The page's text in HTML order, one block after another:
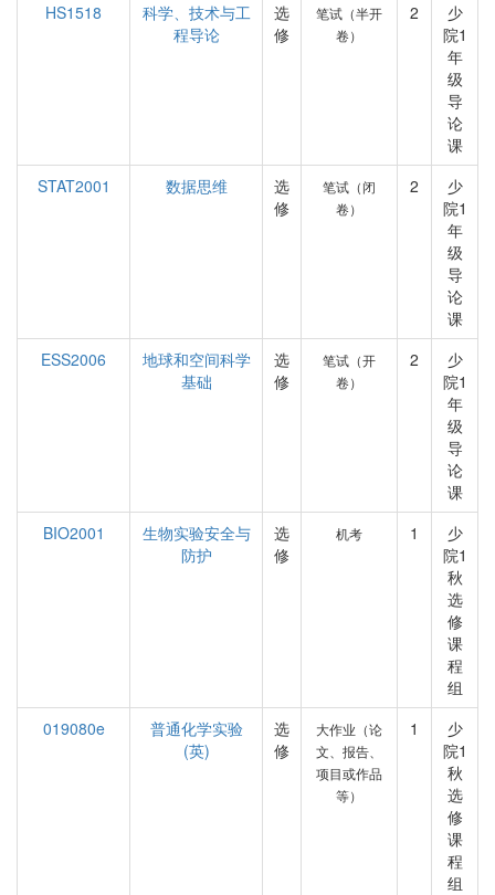
HS1518
科学、技术与工
程导论
选
修
笔试（半开
卷）
2
少
院1
年
级
导
论
课
STAT2001
数据思维
选
修
笔试（闭
卷）
2
少
院1
年
级
导
论
课
ESS2006
地球和空间科学
基础
选
修
笔试（开
卷）
2
少
院1
年
级
导
论
课
BIO2001
生物实验安全与
防护
选
修
机考 1
少
院1
秋
选
修
课
程
组
019080e
普通化学实验
(英)
选
修
大作业（论
文、报告、
项目或作品
等）
1
少
院1
秋
选
修
课
程
组